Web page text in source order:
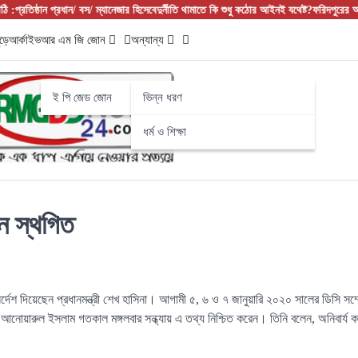
প্রধান/ বস/ ম্যানেজার হিসেবেদুর্নীতি থামাতে কি শুধু কঠোর আইনই যথেষ্ট?ফরিদপুরের
আর্কাইভআর এম জি জোন
ই পি জেড জোন
অন্যান্য
ভিন্ন ধরণ
ধর্ম ও শিক্ষা
স্থগিত
দিয়েছেন প্রধানমন্ত্রী শেখ হাসিনা। আগামী ৫, ৬ ও ৭ জানুয়ারি ২০২০ সালের ডিসি
আনোয়ারুল ইসলাম গতকাল মঙ্গলবার সন্ধ্যায় এ তথ্য নিশ্চিত করেন। তিনি বলেন, অনিবার্য